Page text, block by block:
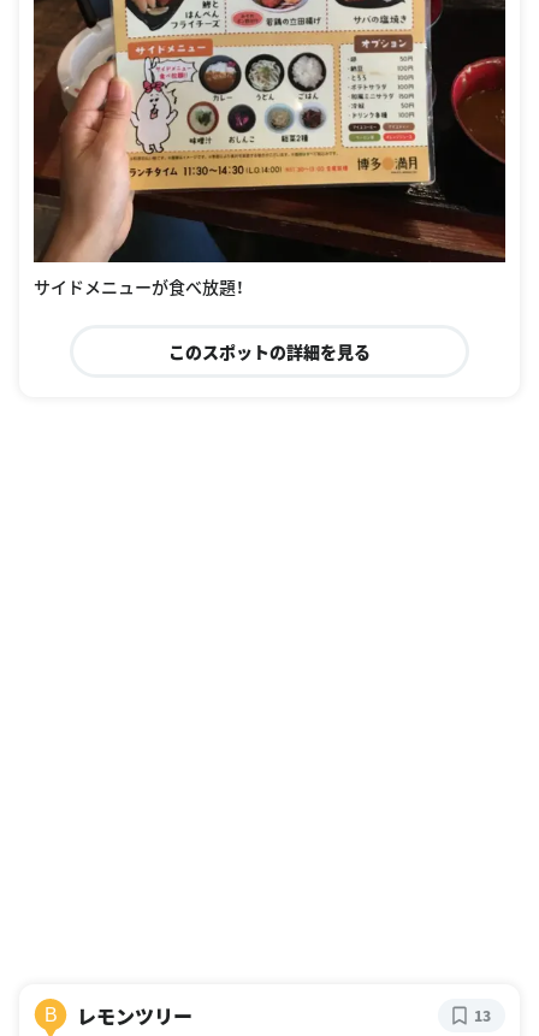
サイドメニューが食べ放題！
このスポットの詳細を見る
B レモンツリー 13